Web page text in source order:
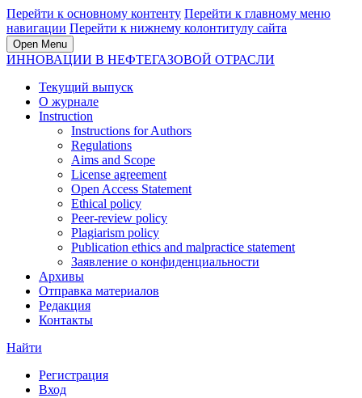
Перейти к основному контенту Перейти к главному меню
навигации Перейти к нижнему колонтитулу сайта
Open Menu
ИННОВАЦИИ В НЕФТЕГАЗОВОЙ ОТРАСЛИ
Текущий выпуск
О журнале
Instruction
Instructions for Authors
Regulations
Aims and Scope
License agreement
Open Access Statement
Ethical policy
Peer-review policy
Plagiarism policy
Publication ethics and malpractice statement
Заявление о конфиденциальности
Архивы
Отправка материалов
Редакция
Контакты
Найти
Регистрация
Вход